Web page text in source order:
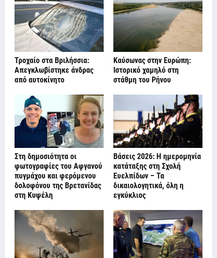
Τροχαίο στα Βριλήσσια:
Απεγκλωβίστηκε άνδρας
από αυτοκίνητο
Καύσωνας στην Ευρώπη:
Ιστορικό χαμηλό στη
στάθμη του Ρήνου
Στη δημοσιότητα οι
φωτογραφίες του Αφγανού
πυγμάχου και φερόμενου
δολοφόνου της Βρετανίδας
στη Κυψέλη
Βάσεις 2026: Η ημερομηνία
κατάταξης στη Σχολή
Ευελπίδων – Τα
δικαιολογητικά, όλη η
εγκύκλιος